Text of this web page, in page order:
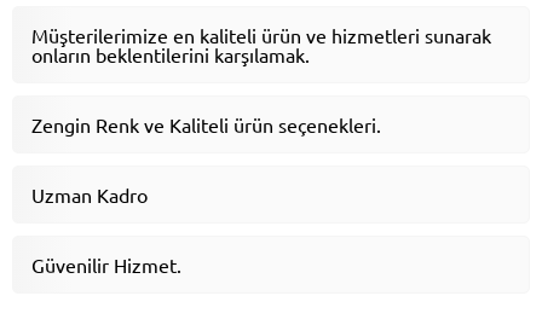
Müşterilerimize en kaliteli ürün ve hizmetleri sunarak
onların beklentilerini karşılamak.
Zengin Renk ve Kaliteli ürün seçenekleri.
Uzman Kadro
Güvenilir Hizmet.